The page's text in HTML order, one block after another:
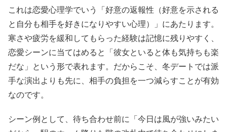
これは恋愛心理学でいう「好意の返報性（好意を示される
と自分も相手を好きになりやすい心理）」にあたります。
寒さや疲労を緩和してもらった経験は記憶に残りやすく、
恋愛シーンに当てはめると「彼女といると体も気持ちも楽
だな」という形で表れます。だからこそ、冬デートでは派
手な演出よりも先に、相手の負担を一つ減らすことが有効
なのです。
シーン例として、待ち合わせ前に「今日は風が強いみたい